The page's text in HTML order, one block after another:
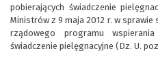
pobierających świadczenie
Ministrów z 9 maja 2012 r. w
rządowego programu
świadczenie pielęgnacyjne (Dz. U.